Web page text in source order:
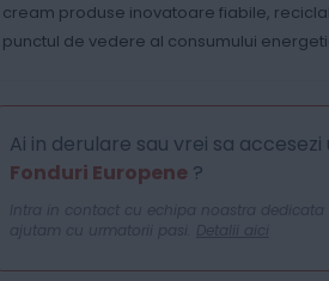
cream produse inovatoare fiabile,
punctul de vedere al consumului
Ai in derulare sau vrei sa
Fonduri Europene?
Intra in contact cu echipa noastra dedicata
ajutam cu urmatorii pasi. Detalii aici